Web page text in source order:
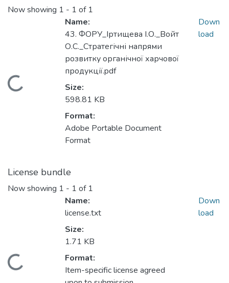
Now showing 1 - 1 of 1
Loading...
Name:
43. ФОРУ_Іртищева І.О._Войт
О.С._Стратегічні напрями
розвитку органічної харчової
продукції.pdf
Size:
598.81 KB
Format:
Adobe Portable Document
Format
Down
load
License bundle
Now showing 1 - 1 of 1
Loading...
Name:
license.txt
Size:
1.71 KB
Format:
Item-specific license agreed
Down
load